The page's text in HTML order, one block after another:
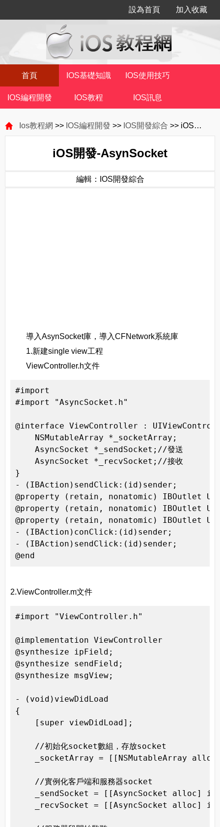
設為首頁 加入收藏
首頁 IOS基礎知識 IOS使用技巧
IOS編程開發 IOS教程 IOS訊息
Ios教程網 >> IOS編程開發 >> IOS開發綜合 >> iOS開發-AsynSocket
iOS開發-AsynSocket
編輯：IOS開發綜合
導入AsynSocket庫，導入CFNetwork系統庫
1.新建single view工程
ViewController.h文件
#import
#import "AsyncSocket.h"
@interface ViewController :
    NSMutableArray *_socketArray;
    AsyncSocket *_sendSocket;//發送
    AsyncSocket *_recvSocket;//接收
}
- (IBAction)sendClick:(id)sender;
@property (retain, nonatomic) IBOutlet
@property (retain, nonatomic) IBOutlet
@property (retain, nonatomic) IBOutlet
- (IBAction)conClick:(id)sender;
- (IBAction)sendClick:(id)sender;
@end
2.ViewController.m文件
#import "ViewController.h"
@implementation ViewController
@synthesize ipField;
@synthesize sendField;
@synthesize msgView;
- (void)viewDidLoad
{
    [super viewDidLoad];
    //初始化socket數組，存放socket
_socketArray = [[NSMutableArray
    //實例化客戶端和服務器socket
_sendSocket = [[AsyncSocket alloc]
_recvSocket = [[AsyncSocket alloc]